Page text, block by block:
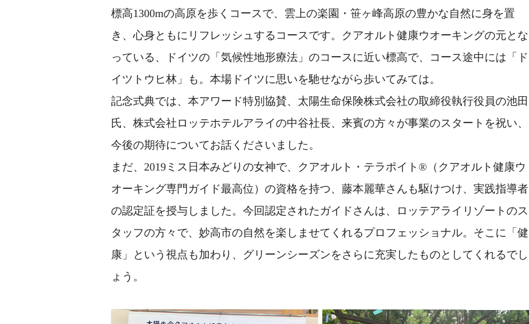
標高1300mの高原を歩くコースで、雲上の楽園・笹ヶ峰高原の豊かな自然に身を置
き、心身ともにリフレッシュするコースです。クアオルト健康ウオーキングの元とな
っている、ドイツの「気候性地形療法」のコースに近い標高で、コース途中には「ド
イツトウヒ林」も。本場ドイツに思いを馳せながら歩いてみては。
記念式典では、本アワード特別協賛、太陽生命保険株式会社の取締役執行役員の池田
氏、株式会社ロッテホテルアライの中谷社長、来賓の方々が事業のスタートを祝い、
今後の期待についてお話くださいました。
まだ、2019ミス日本みどりの女神で、クアオルト・テラポイト®（クアオルト健康ウ
オーキング専門ガイド最高位）の資格を持つ、藤本麗華さんも駆けつけ、実践指導者
の認定証を授与しました。今回認定されたガイドさんは、ロッテアライリゾートのス
タッフの方々で、妙高市の自然を楽しませてくれるプロフェッショナル。そこに「健
康」という視点も加わり、グリーンシーズンをさらに充実したものとしてくれるでし
ょう。